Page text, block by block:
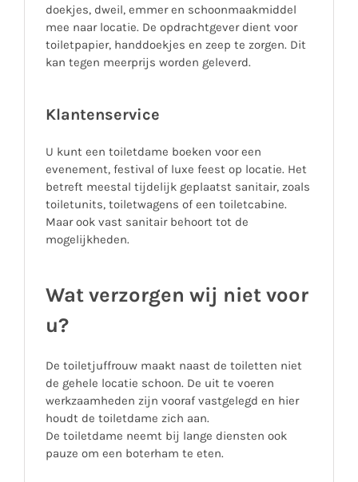
doekjes, dweil, emmer en schoonmaakmiddel
mee naar locatie. De opdrachtgever dient voor
toiletpapier, handdoekjes en zeep te zorgen. Dit
kan tegen meerprijs worden geleverd.
Klantenservice
U kunt een toiletdame boeken voor een
evenement, festival of luxe feest op locatie. Het
betreft meestal tijdelijk geplaatst sanitair, zoals
toiletunits, toiletwagens of een toiletcabine.
Maar ook vast sanitair behoort tot de
mogelijkheden.
Wat verzorgen wij niet voor
u?
De toiletjuffrouw maakt naast de toiletten niet
de gehele locatie schoon. De uit te voeren
werkzaamheden zijn vooraf vastgelegd en hier
houdt de toiletdame zich aan.
De toiletdame neemt bij lange diensten ook
pauze om een boterham te eten.